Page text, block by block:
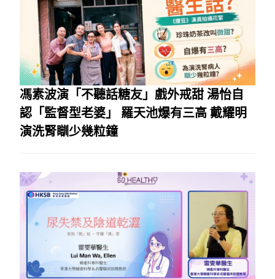
馮素波演「不聽話糖友」戲外戒甜 湯怡自
認「監督型老婆」 羅天池爆有三高 戴耀明
演洗腎瞓少幾粒鐘